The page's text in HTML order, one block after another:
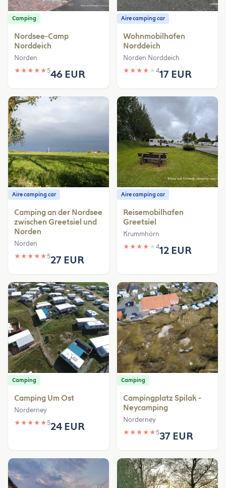
Camping
Nordsee-Camp
Norddeich
Norden
★ ★ ★ ★ ★546 EUR
Aire camping car
Wohnmobilhafen
Norddeich
Norden Norddeich
★ ★ ★ ★ ★ 417 EUR
Aire camping car
Camping an der Nordsee
zwischen Greetsiel und
Norden
Norden
★ ★ ★ ★ ★527 EUR
Aire camping car
Reisemobilhafen
Greetsiel
Krummhörn
★ ★ ★ ★ ★ 412 EUR
Camping
Camping Um Ost
Norderney
★ ★ ★ ★ ★524 EUR
Camping
Campingplatz Spilak -
Neycamping
Norderney
★ ★ ★ ★ ★537 EUR